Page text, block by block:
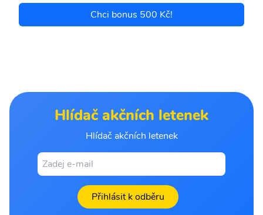
Chci bonus 500 Kč!
Hlídač akčních letenek
Hlídač akčních letenek
Přihlásit k odběru